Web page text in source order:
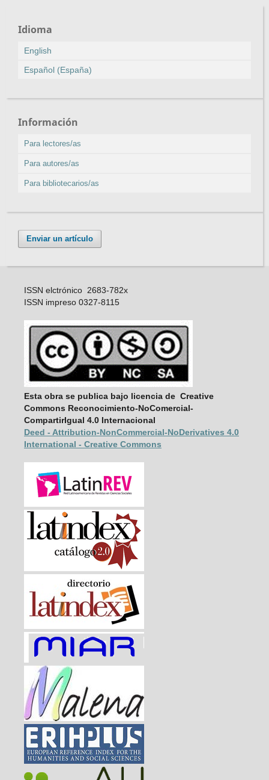
Idioma
English
Español (España)
Información
Para lectores/as
Para autores/as
Para bibliotecarios/as
Enviar un artículo
ISSN elctrónico 2683-782x
ISSN impreso 0327-8115
Esta obra se publica bajo licencia de Creative
Commons Reconocimiento-NoComercial-
CompartirIgual 4.0 Internacional
Deed - Attribution-NonCommercial-NoDerivatives 4.0
International - Creative Commons